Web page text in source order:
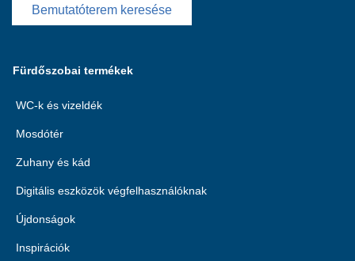
Bemutatóterem keresése
Fürdőszobai termékek
WC-k és vizeldék
Mosdótér
Zuhany és kád
Digitális eszközök végfelhasználóknak
Újdonságok
Inspirációk